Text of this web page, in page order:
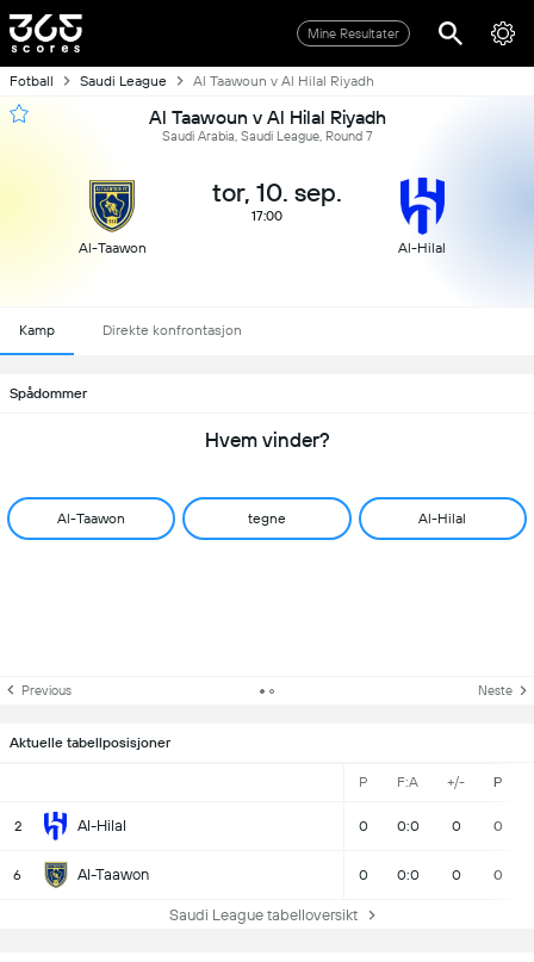
Mine Resultater
Fotball Saudi League Al Taawoun v Al Hilal Riyadh
Al Taawoun v Al Hilal Riyadh
Saudi Arabia, Saudi League, Round 7
Al-Taawon
tor, 10. sep.
17:00
Al-Hilal
Kamp Direkte konfrontasjon
Spådommer
Hvem vinder?
Al-Taawon tegne Al-Hilal
Previous Neste
Aktuelle tabellposisjoner
P F:A +/- P
2 Al-Hilal 0 0:0 0 0
6 Al-Taawon 0 0:0 0 0
Saudi League tabelloversikt